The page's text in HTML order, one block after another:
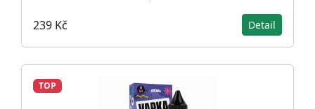
239 Kč Detail
TOP